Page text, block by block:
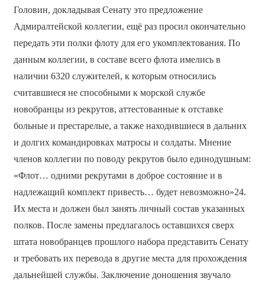
Головин, докладывая Сенату это предложение
Адмиралтейской коллегии, ещё раз просил окончательно
передать эти полки флоту для его укомплектования. По
данным коллегии, в составе всего флота имелись в
наличии 6320 служителей, к которым относились
считавшиеся не способными к морской службе
новобранцы из рекрутов, аттестованные к отставке
больные и престарелые, а также находившиеся в дальних
и долгих командировках матросы и солдаты. Мнение
членов коллегии по поводу рекрутов было единодушным:
«Флот… одними рекрутами в доброе состояние и в
надлежащий комплект привесть… будет невозможно»24.
Их места и должен был занять личный состав указанных
полков. После замены предлагалось оставшихся сверх
штата новобранцев прошлого набора представить Сенату
и требовать их перевода в другие места для прохождения
дальнейшей службы. Заключение доношения звучало